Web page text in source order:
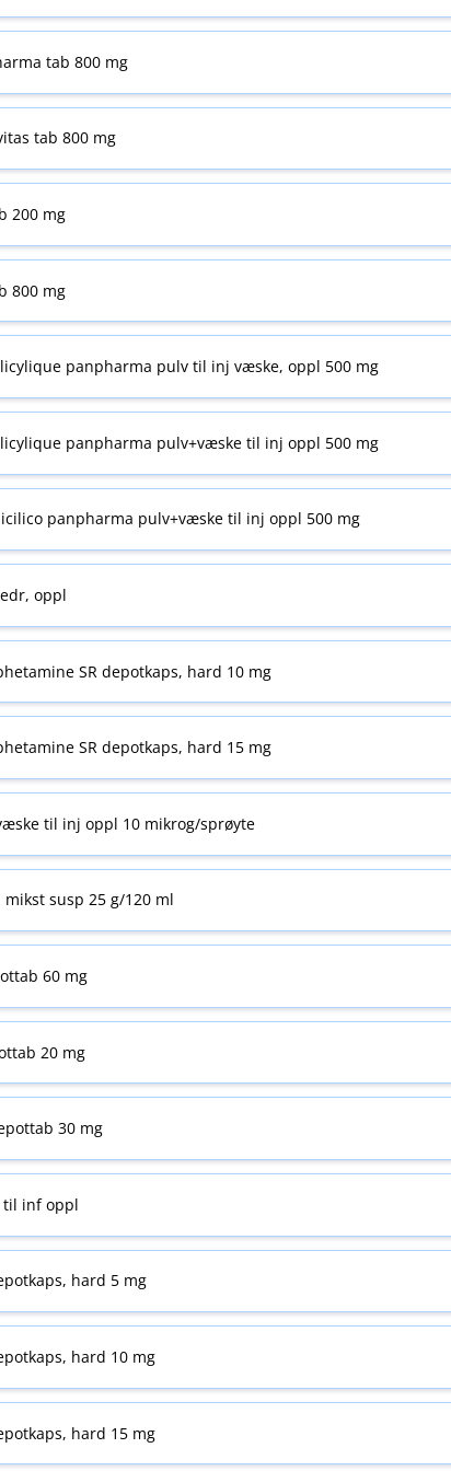
tab 800 mg
tab 800 mg
200 mg
800 mg
panpharma pulv til inj væske, oppl 500 mg
panpharma pulv+væske til inj oppl 500 mg
panpharma pulv+væske til inj oppl 500 mg
oppl
SR depotkaps, hard 10 mg
SR depotkaps, hard 15 mg
til inj oppl 10 mikrog/sprøyte
susp 25 g/120 ml
60 mg
20 mg
30 mg
til inf oppl
hard 5 mg
hard 10 mg
hard 15 mg